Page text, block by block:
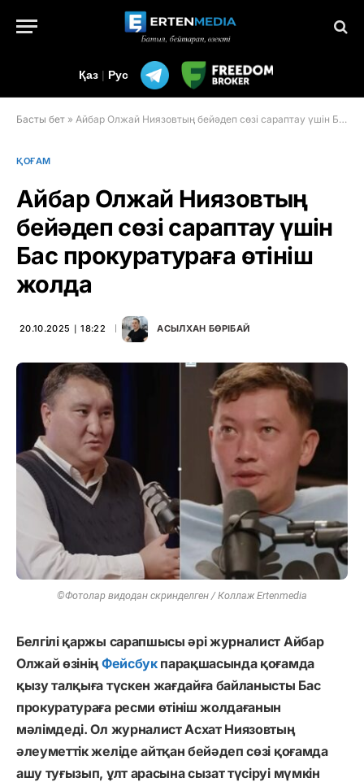
Қаз | Рус
Басты бет » Айбар Олжай Ниязовтың бейәдеп сөзі сараптау үшін Бас прокуратураға өтініш жолда
ҚОҒАМ
Айбар Олжай Ниязовтың
бейәдеп сөзі сараптау үшін
Бас прокуратураға өтініш
жолда
20.10.2025 ∣ 18:22 АСЫЛХАН БӨРІБАЙ
©Фотолар видодан скринделген / Коллаж Ertenmedia
Белгілі қаржы сарапшысы әрі журналист Айбар
Олжай өзініңФейсбукпарақшасында қоғамда
қызу талқыға түскен жағдайға байланысты Бас
прокуратураға ресми өтініш жолдағанын
мәлімдеді. Ол журналист Асхат Ниязовтың
әлеуметтік желіде айтқан бейәдеп сөзі қоғамда
ашу туғызып, ұлт арасына сызат түсіруі мүмкін